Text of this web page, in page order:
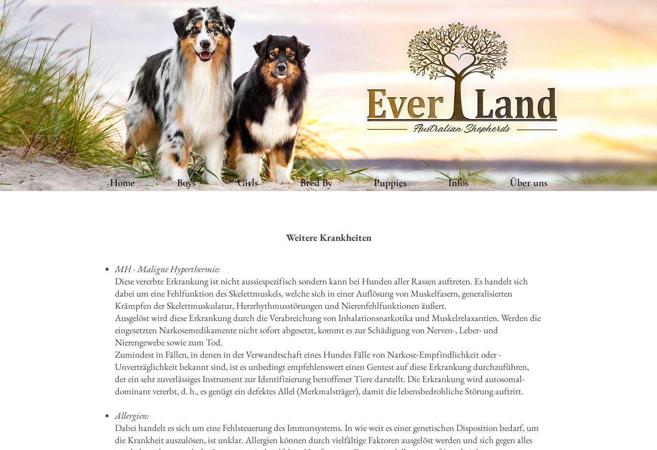
Home Boys Girls Bred By Puppies Infos Über uns
Weitere Krankheiten
MH - Maligne Hyperthermie:
Diese vererbte Erkrankung ist nicht aussiespezifisch sondern kann bei Hunden aller Rassen auftreten. Es handelt sich
dabei um eine Fehlfunktion des Skelettmuskels, welche sich in einer Auflösung von Muskelfasern, generalisierten
Krämpfen der Skelettmuskulatur, Herzrhythmusstörungen und Nierenfehlfunktionen äußert.
Ausgelöst wird diese Erkrankung durch die Verabreichung von Inhalationsnarkotika und Muskelrelaxantien. Werden die
eingesetzten Narkosemedikamente nicht sofort abgesetzt, kommt es zur Schädigung von Nerven-, Leber- und
Nierengewebe sowie zum Tod.
Zumindest in Fällen, in denen in der Verwandtschaft eines Hundes Fälle von Narkose-Empfindlichkeit oder -
Unverträglichkeit bekannt sind, ist es unbedingt empfehlenswert einen Gentest auf diese Erkrankung durchzuführen,
der ein sehr zuverlässiges Instrument zur Identifizierung betroffener Tiere darstellt. Die Erkrankung wird autosomal-
dominant vererbt, d. h., es genügt ein defektes Allel (Merkmalsträger), damit die lebensbedrohliche Störung auftritt.
Allergien:
Dabei handelt es sich um eine Fehlsteuerung des Immunsystems. In wie weit es einer genetischen Disposition bedarf, um
die Krankheit auszulösen, ist unklar. Allergien können durch vielfältige Faktoren ausgelöst werden und sich gegen alles